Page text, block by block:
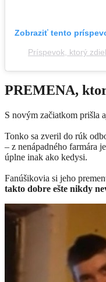
Zobraziť tento
Príspevok, ktorý
PREMENA,
S novým začiatkom prišla
Tonko sa zveril do rúk
– z nenápadného farmára
úplne inak ako kedysi.
Fanúšikovia si jeho
takto dobre ešte nikdy